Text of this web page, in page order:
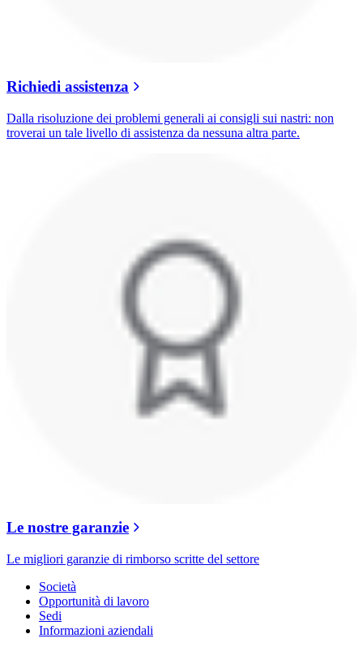
Richiedi assistenza
Dalla risoluzione dei problemi generali ai consigli sui nastri: non
troverai un tale livello di assistenza da nessuna altra parte.
Le nostre garanzie
Le migliori garanzie di rimborso scritte del settore
Società
Opportunità di lavoro
Sedi
Informazioni aziendali